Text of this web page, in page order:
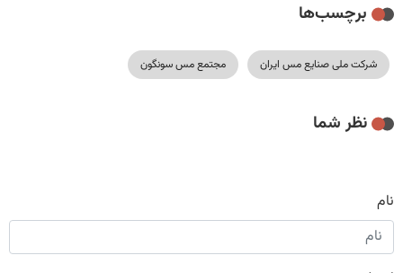
برچسب‌ها
شرکت ملی صنایع مس ایران مجتمع مس سونگون
نظر شما
نام